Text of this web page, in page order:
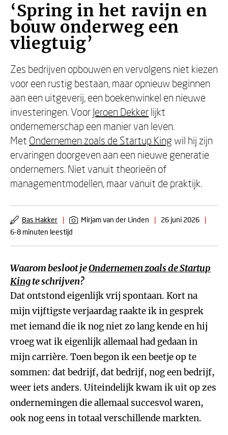
‘Spring in het ravijn en
bouw onderweg een
vliegtuig’
Zes bedrijven opbouwen en vervolgens niet kiezen
voor een rustig bestaan, maar opnieuw beginnen
aan een uitgeverij, een boekenwinkel en nieuwe
investeringen. Voor Jeroen Dekker lijkt
ondernemerschap een manier van leven.
Met Ondernemen zoals de Startup King wil hij zijn
ervaringen doorgeven aan een nieuwe generatie
ondernemers. Niet vanuit theorieën of
managementmodellen, maar vanuit de praktijk.
Bas Hakker | Mirjam van der Linden | 26 juni 2026
|
6-8 minuten leestijd
Waarom besloot jeOndernemen zoals de Startup
Kingte schrijven?
Dat ontstond eigenlijk vrij spontaan. Kort na
mijn vijftigste verjaardag raakte ik in gesprek
met iemand die ik nog niet zo lang kende en hij
vroeg wat ik eigenlijk allemaal had gedaan in
mijn carrière. Toen begon ik een beetje op te
sommen: dat bedrijf, dat bedrijf, nog een bedrijf,
weer iets anders. Uiteindelijk kwam ik uit op zes
ondernemingen die allemaal succesvol waren,
ook nog eens in totaal verschillende markten.